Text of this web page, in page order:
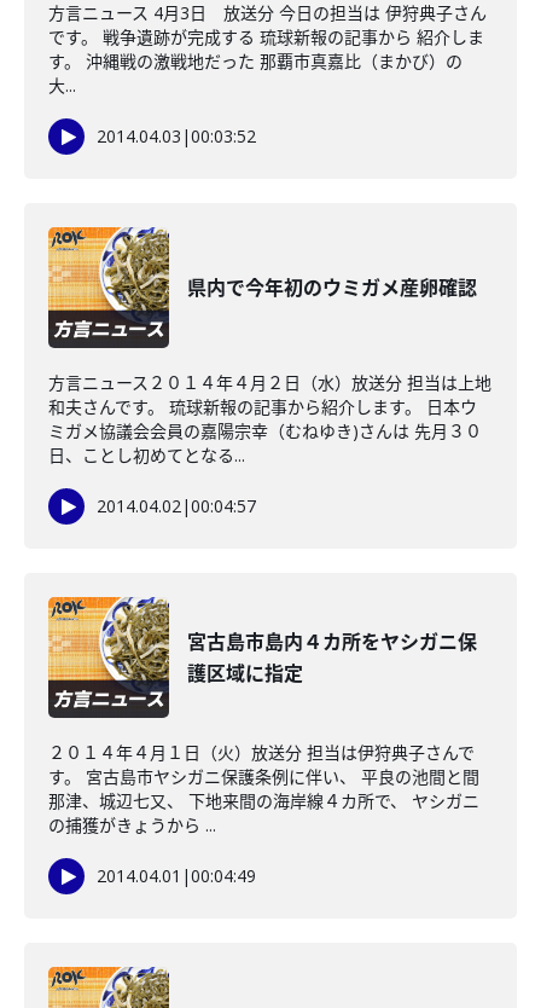
方言ニュース 4月3日 放送分 今日の担当は 伊狩典子さん
です。 戦争遺跡が完成する 琉球新報の記事から 紹介しま
す。 沖縄戦の激戦地だった 那覇市真嘉比（まかび）の
大...
2014.04.03 |00:03:52
県内で今年初のウミガメ産卵確認
方言ニュース２０１４年４月２日（水）放送分 担当は上地
和夫さんです。 琉球新報の記事から紹介します。 日本ウ
ミガメ協議会会員の嘉陽宗幸（むねゆき)さんは 先月３０
日、ことし初めてとなる...
2014.04.02|00:04:57
宮古島市島内４カ所をヤシガニ保
護区域に指定
２０１４年４月１日（火）放送分 担当は伊狩典子さんで
す。 宮古島市ヤシガニ保護条例に伴い、 平良の池間と間
那津、城辺七又、 下地来間の海岸線４カ所で、 ヤシガニ
の捕獲がきょうから ...
2014.04.01 |00:04:49